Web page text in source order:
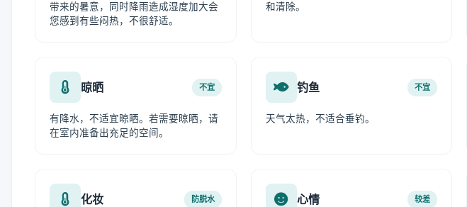
带来的暑意，同时降雨造成湿度加大会
您感到有些闷热，不很舒适。
和清除。
晾晒 不宜
有降水，不适宜晾晒。若需要晾晒，请
在室内准备出充足的空间。
钓鱼 不宜
天气太热，不适合垂钓。
化妆 防脱水 心情 较差